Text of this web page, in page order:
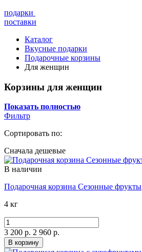
подарки
поставки
Каталог
Вкусные подарки
Подарочные корзины
Для женщин
Корзины для женщин
Показать полностью
Фильтр
Сортировать по:
Сначала дешевые
В наличии
Подарочная корзина Сезонные фрукты
4 кг
3 200 р. 2 960 р.
В корзину